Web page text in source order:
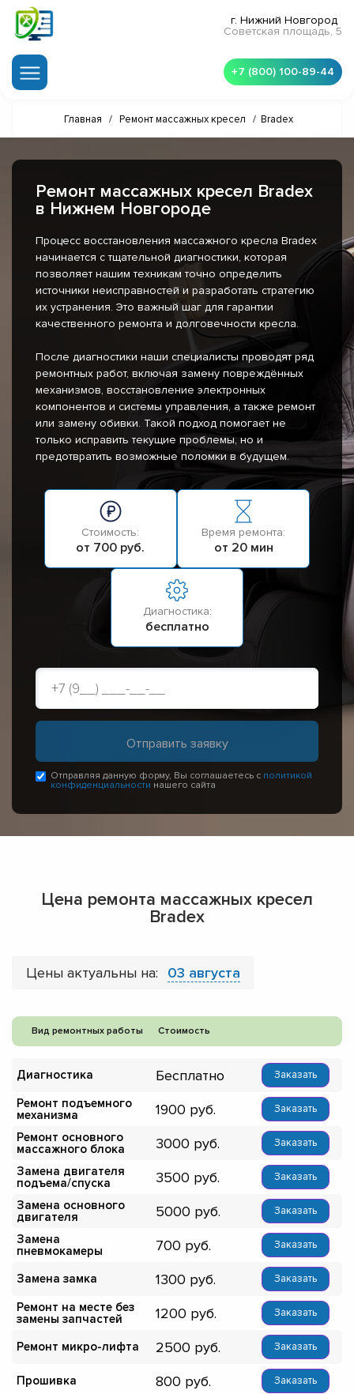
г. Нижний Новгород
Советская площадь, 5
+7 (800) 100-89-44
Главная / Ремонт массажных кресел / Bradex
Ремонт массажных кресел Bradex
в Нижнем Новгороде
Процесс восстановления массажного кресла Bradex
начинается с тщательной диагностики, которая
позволяет нашим техникам точно определить
источники неисправностей и разработать стратегию
их устранения. Это важный шаг для гарантии
качественного ремонта и долговечности кресла.
После диагностики наши специалисты проводят ряд
ремонтных работ, включая замену повреждённых
механизмов, восстановление электронных
компонентов и системы управления, а также ремонт
или замену обивки. Такой подход помогает не
только исправить текущие проблемы, но и
предотвратить возможные поломки в будущем.
Стоимость:
от 700 руб.
Время ремонта:
от 20 мин
Диагностика:
бесплатно
Отправляя данную форму, Вы соглашаетесь с политикой
конфиденциальности нашего сайта
Цена ремонта массажных кресел
Bradex
Цены актуальны на: 03 августа
Вид ремонтных работы Стоимость
Диагностика Бесплатно Заказать
Ремонт подъемного
механизма
1900 Заказать
Ремонт основного
массажного блока
3000 Заказать
Замена двигателя
подъема/спуска
3500 Заказать
Замена основного
двигателя
5000 Заказать
Замена
пневмокамеры
700 Заказать
Замена замка 1300 Заказать
Ремонт на месте без
замены запчастей
1200 Заказать
Ремонт микро-лифта 2500 Заказать
Прошивка 800 Заказать